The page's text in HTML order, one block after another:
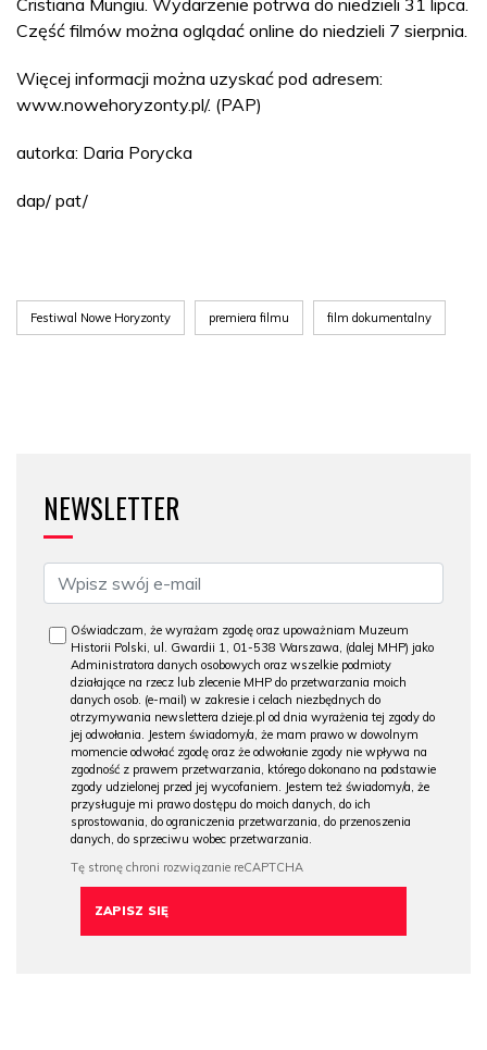
Cristiana Mungiu. Wydarzenie potrwa do niedzieli 31 lipca.
Część filmów można oglądać online do niedzieli 7 sierpnia.
Więcej informacji można uzyskać pod adresem:
www.nowehoryzonty.pl/. (PAP)
autorka: Daria Porycka
dap/ pat/
Festiwal Nowe Horyzonty premiera filmu film dokumentalny
NEWSLETTER
Oświadczam, że wyrażam zgodę oraz upoważniam Muzeum
Historii Polski, ul. Gwardii 1, 01-538 Warszawa, (dalej MHP) jako
Administratora danych osobowych oraz wszelkie podmioty
działające na rzecz lub zlecenie MHP do przetwarzania moich
danych osob. (e-mail) w zakresie i celach niezbędnych do
otrzymywania newslettera dzieje.pl od dnia wyrażenia tej zgody do
jej odwołania. Jestem świadomy/a, że mam prawo w dowolnym
momencie odwołać zgodę oraz że odwołanie zgody nie wpływa na
zgodność z prawem przetwarzania, którego dokonano na podstawie
zgody udzielonej przed jej wycofaniem. Jestem też świadomy/a, że
przysługuje mi prawo dostępu do moich danych, do ich
sprostowania, do ograniczenia przetwarzania, do przenoszenia
danych, do sprzeciwu wobec przetwarzania.